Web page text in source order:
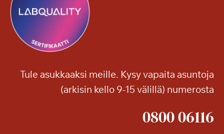
Tule asukkaaksi meille. Kysy vapaita asuntoja
(arkisin kello 9-15 välillä) numerosta
0800 06116